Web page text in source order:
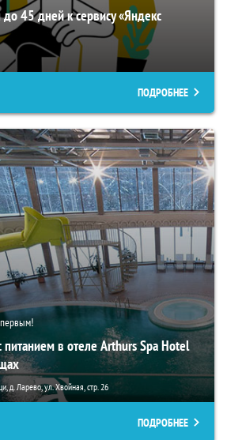
45 дней к сервису «Яндекс
ПОДРОБНЕЕ
в отеле Arthurs Spa Hotel
д. Ларево, ул. Хвойная, стр. 26
ПОДРОБНЕЕ